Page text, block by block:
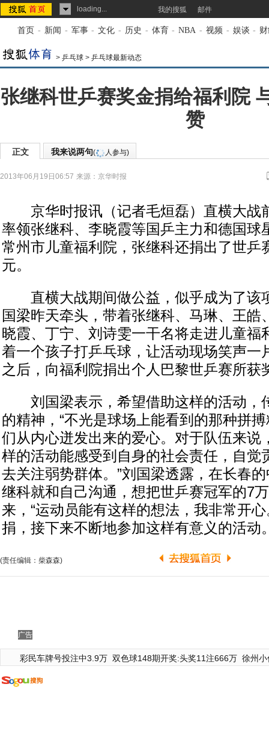
loading... 我的搜狐 邮件
首页 - 新闻 - 军事 - 文化 - 历史 - 体育 - NBA - 视频 - 娱谈 -
> 乒乓球 > 乒乓球最新动态
张继科世乒赛奖金捐给福利院
赞
正文 我来说两句( 人参与)
2013年06月19日06:57 来源： 京华时报
京华时报讯（记者毛烜磊）直横大战
率领张继科、李晓霞等国乒主力和德国球
常州市儿童福利院，张继科还捐出了世乒
元。
直横大战期间做公益，似乎成为了该
国梁昨天牵头，带着张继科、马琳、王皓
晓霞、丁宁、刘诗雯一干名将走进儿童福
着一个孩子打乒乓球，让活动现场笑声一
之后，向福利院捐出个人巴黎世乒赛所获
刘国梁表示，希望借助这样的活动，
的精神，“不光是球场上能看到的那种拼
们从内心迸发出来的爱心。对于队伍来说
样的活动能感受到自身的社会责任，自觉
去关注弱势群体。”刘国梁透露，在长春
继科就和自己沟通，想把世乒赛冠军的7
来，“运动员能有这样的想法，我非常开
捐，接下来不断地参加这样有意义的活动
(责任编辑：柴森森)
广告
彩民车牌号投注中3.9万 双色球148期开奖:头奖11注666万 徐州